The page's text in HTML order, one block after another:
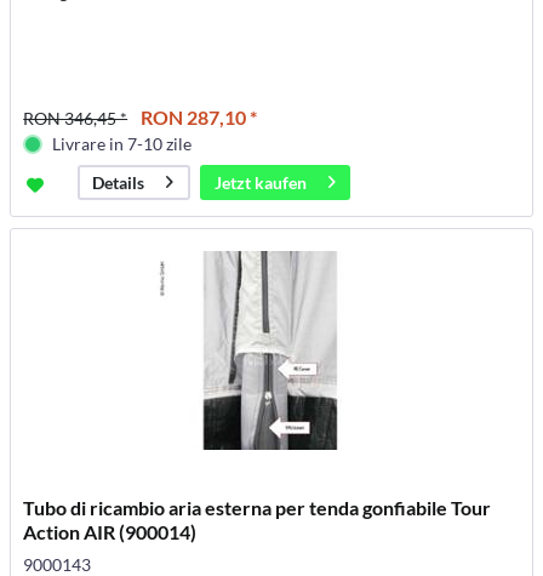
RON 346,45 * RON 287,10 *
Livrare in 7-10 zile
Details
Jetzt kaufen
Tubo di ricambio aria esterna per tenda gonfiabile Tour
Action AIR (900014)
9000143